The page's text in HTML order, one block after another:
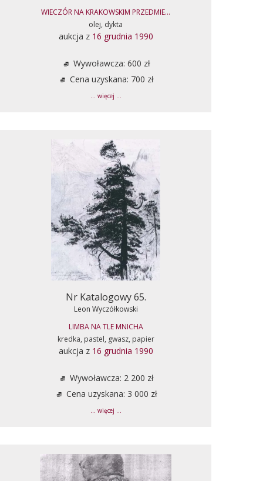
WIECZÓR NA KRAKOWSKIM PRZEDMIE...
olej, dykta
aukcja z 16 grudnia 1990
Wywoławcza: 600 zł
Cena uzyskana: 700 zł
... więcej ...
Nr Katalogowy 65.
Leon Wyczółkowski
LIMBA NA TLE MNICHA
kredka, pastel, gwasz, papier
aukcja z 16 grudnia 1990
Wywoławcza: 2 200 zł
Cena uzyskana: 3 000 zł
... więcej ...